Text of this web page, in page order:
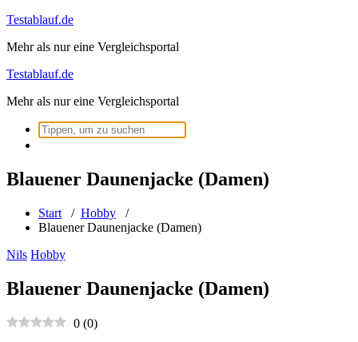
Zum
springen
Testablauf.de
Mehr als nur eine Vergleichsportal
Testablauf.de
Mehr als nur eine Vergleichsportal
Suchen
nach:
Blauener Daunenjacke (Damen)
Start / Hobby /
Blauener Daunenjacke (Damen)
Nils Hobby
Blauener Daunenjacke (Damen)
0 (0)